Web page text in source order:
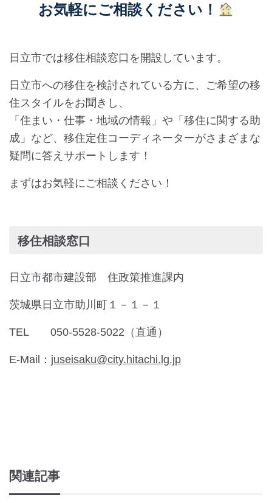
お気軽にご相談ください！
日立市では移住相談窓口を開設しています。
日立市への移住を検討されている方に、ご希望の移
住スタイルをお聞きし、
「住まい・仕事・地域の情報」や「移住に関する助
成」など、移住定住コーディネーターがさまざまな
疑問に答えサポートします！
まずはお気軽にご相談ください！
移住相談窓口
日立市都市建設部 住政策推進課内
茨城県日立市助川町１－１－１
TEL 050-5528-5022（直通）
E-Mail： juseisaku@city.hitachi.lg.jp
関連記事